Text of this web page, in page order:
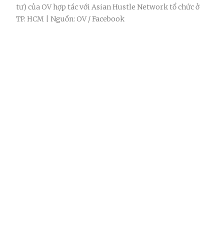
tư) của OV hợp tác với Asian Hustle Network tổ chức ở
TP. HCM | Nguồn: OV / Facebook